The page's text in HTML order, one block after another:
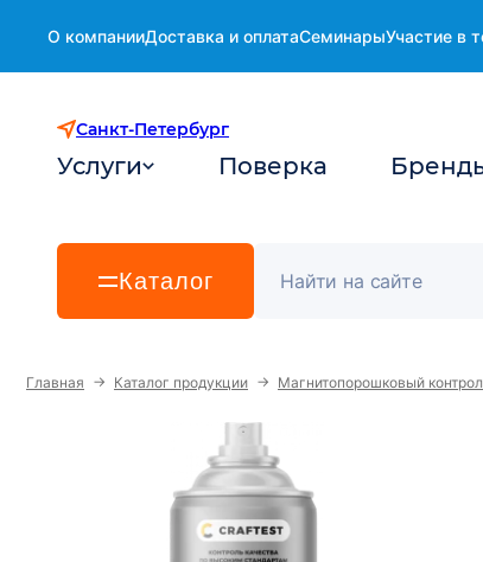
О компанииДоставка и оплатаСеминарыУчастие в
Санкт-Петербург
Услуги Поверка
Каталог
Главная → Каталог продукции → Магнитопорошковый